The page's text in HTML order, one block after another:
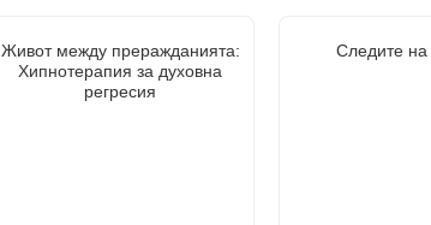
Живот между преражданията:
Хипнотерапия за духовна
регресия
Следите